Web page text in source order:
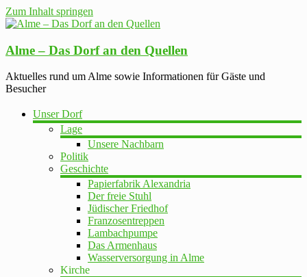
Zum Inhalt springen
Alme – Das Dorf an den Quellen
Aktuelles rund um Alme sowie Informationen für Gäste und
Besucher
Unser Dorf
Lage
Unsere Nachbarn
Politik
Geschichte
Papierfabrik Alexandria
Der freie Stuhl
Jüdischer Friedhof
Franzosentreppen
Lambachpumpe
Das Armenhaus
Wasserversorgung in Alme
Kirche